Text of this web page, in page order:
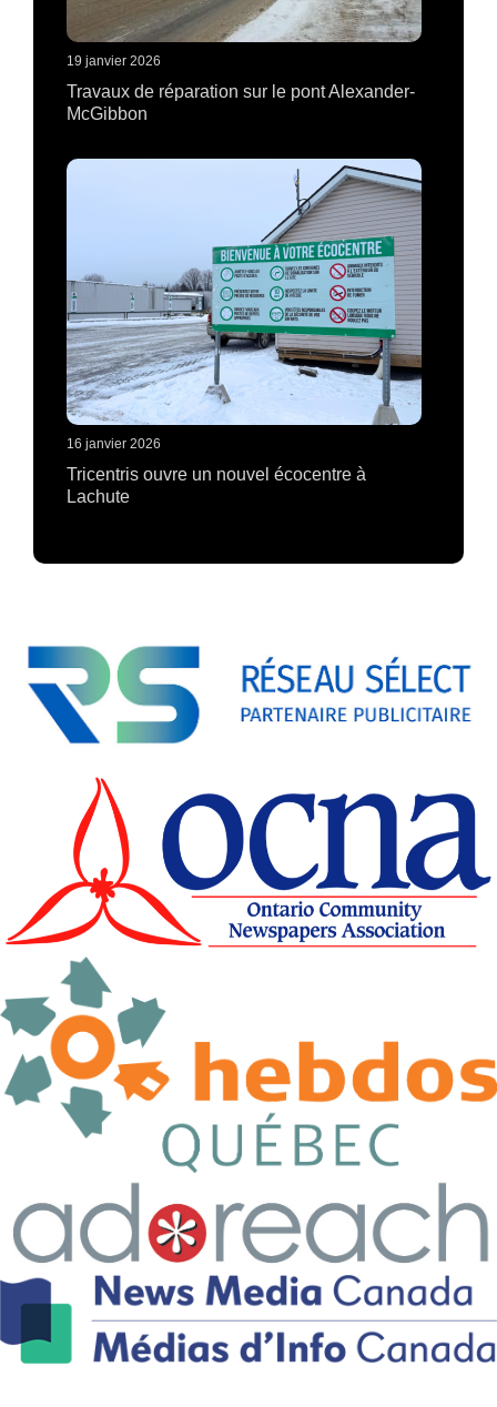
19 janvier 2026
Travaux de réparation sur le pont Alexander-
McGibbon
16 janvier 2026
Tricentris ouvre un nouvel écocentre à
Lachute